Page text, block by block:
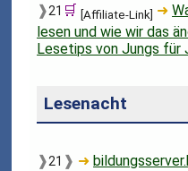
❱21 🛒 [Affiliate-Link] ➜
lesen und wie wir das
Lesetips von Jungs für
Lesenacht
❱21 ❱ ➜